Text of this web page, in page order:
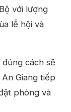
với lượng
lễ hội và
cách sẽ
Giang tiếp
phòng và